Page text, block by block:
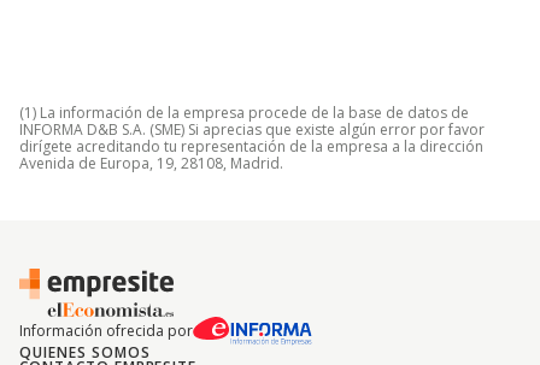
(1) La información de la empresa procede de la base de datos de
INFORMA D&B S.A. (SME) Si aprecias que existe algún error por favor
dirígete acreditando tu representación de la empresa a la dirección
Avenida de Europa, 19, 28108, Madrid.
Información ofrecida por
QUIENES SOMOS